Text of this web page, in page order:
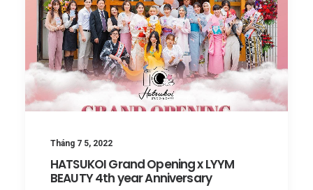
Tháng 7 5, 2022
HATSUKOI Grand Opening x LYYM
BEAUTY 4th year Anniversary